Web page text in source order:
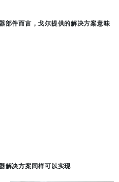
部件而言，戈尔提供的解决方案意味
解决方案同样可以实现